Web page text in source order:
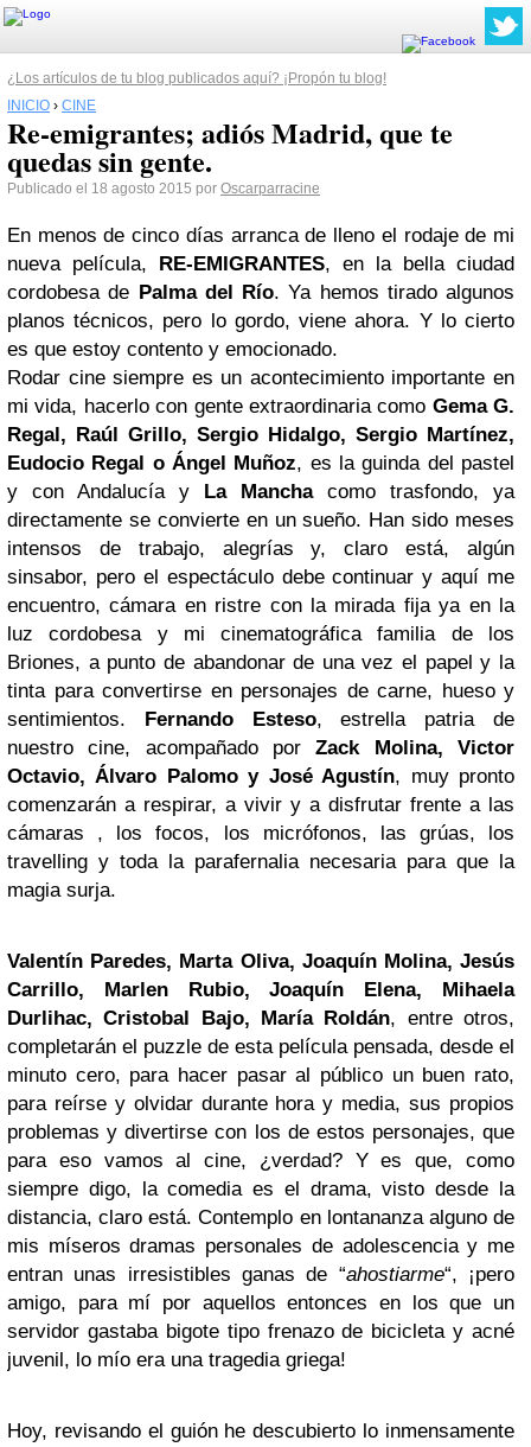
¿Los artículos de tu blog publicados aquí? ¡Propón tu blog!
INICIO › CINE
Re-emigrantes; adiós Madrid, que te
quedas sin gente.
Publicado el 18 agosto 2015 por Oscarparracine
En menos de cinco días arranca de lleno el rodaje de mi
nueva película, RE-EMIGRANTES, en la bella ciudad
cordobesa de Palma del Río. Ya hemos tirado algunos
planos técnicos, pero lo gordo, viene ahora. Y lo cierto
es que estoy contento y emocionado.
Rodar cine siempre es un acontecimiento importante en
mi vida, hacerlo con gente extraordinaria como Gema G.
Regal, Raúl Grillo, Sergio Hidalgo, Sergio Martínez,
Eudocio Regal o Ángel Muñoz, es la guinda del pastel
y con Andalucía y La Manchacomo trasfondo, ya
directamente se convierte en un sueño. Han sido meses
intensos de trabajo, alegrías y, claro está, algún
sinsabor, pero el espectáculo debe continuar y aquí me
encuentro, cámara en ristre con la mirada fija ya en la
luz cordobesa y mi cinematográfica familia de los
Briones, a punto de abandonar de una vez el papel y la
tinta para convertirse en personajes de carne, hueso y
sentimientos. Fernando Esteso, estrella patria de
nuestro cine, acompañado porZack Molina, Victor
Octavio, Álvaro Palomoy José Agustín, muy pronto
comenzarán a respirar, a vivir y a disfrutar frente a las
cámaras , los focos, los micrófonos, las grúas, los
travelling y toda la parafernalia necesaria para que la
magia surja.
Valentín Paredes, Marta Oliva, Joaquín Molina, Jesús
Carrillo, Marlen Rubio, Joaquín Elena, Mihaela
Durlihac, Cristobal Bajo, María Roldán, entre otros,
completarán el puzzle de esta película pensada, desde el
minuto cero, para hacer pasar al público un buen rato,
para reírse y olvidar durante hora y media, sus propios
problemas y divertirse con los de estos personajes, que
para eso vamos al cine, ¿verdad? Y es que, como
siempre digo, la comedia es el drama, visto desde la
distancia, claro está. Contemplo en lontananza alguno de
mis míseros dramas personales de adolescencia y me
entran unas irresistibles ganas de “ahostiarme“, ¡pero
amigo, para mí por aquellos entonces en los que un
servidor gastaba bigote tipo frenazo de bicicleta y acné
juvenil, lo mío era una tragedia griega!
Hoy, revisando el guión he descubierto lo inmensamente